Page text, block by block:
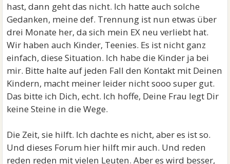
hast, dann geht das nicht. Ich hatte auch solche
Gedanken, meine def. Trennung ist nun etwas über
drei Monate her, da sich mein EX neu verliebt hat.
Wir haben auch Kinder, Teenies. Es ist nicht ganz
einfach, diese Situation. Ich habe die Kinder ja bei
mir. Bitte halte auf jeden Fall den Kontakt mit Deinen
Kindern, macht meiner leider nicht sooo super gut.
Das bitte ich Dich, echt. Ich hoffe, Deine Frau legt Dir
keine Steine in die Wege.
Die Zeit, sie hilft. Ich dachte es nicht, aber es ist so.
Und dieses Forum hier hilft mir auch. Und reden
reden reden mit vielen Leuten. Aber es wird besser,